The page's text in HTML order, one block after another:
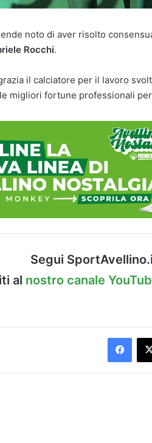
noto di aver risolto
Rocchi.
il calciatore per il lavoro
migliori fortune professionali
Segui
al nostro canale